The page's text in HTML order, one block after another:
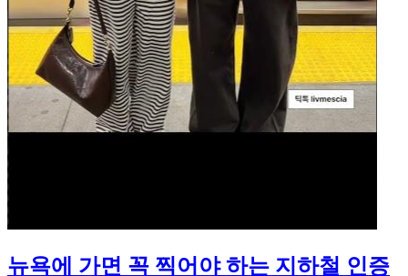
뉴욕에 가면 꼭 찍어야 하는 지하철 인증